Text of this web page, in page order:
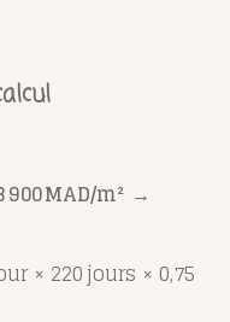
900 MAD/m² →
× 220 jours × 0,75